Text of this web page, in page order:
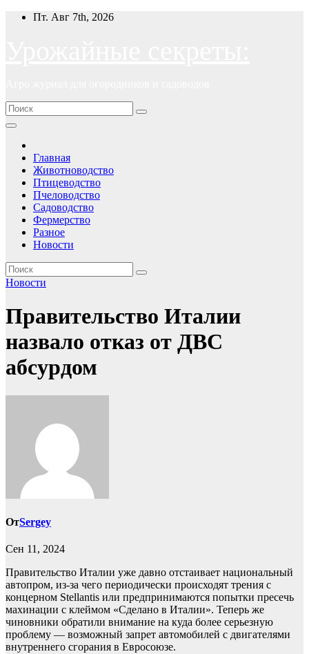
ПерейтиПт. Авг 7th, 2026
Главная
Животноводство
Птицеводство
Пчеловодство
Садоводство
Фермерство
Разное
Новости
Новости
Правительство Италии
назвало отказ от ДВС
абсурдом
ОтSergey
Сен 11, 2024
Правительство Италии уже давно отстаивает национальный
автопром, из-за чего периодически происходят трения с
концерном Stellantis или предпринимаются попытки пресечь
махинации с клеймом «Сделано в Италии». Теперь же
чиновники обратили внимание на куда более серьезную
проблему — возможный запрет автомобилей с двигателями
внутреннего сгорания в Евросоюзе.